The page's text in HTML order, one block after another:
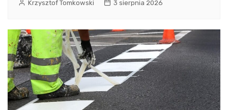
Krzysztof Tomkowski 3 sierpnia 2026